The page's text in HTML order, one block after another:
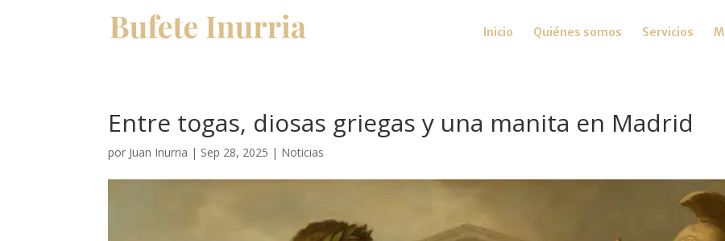
Inicio Quiénes somos Servicios
Entre togas, diosas griegas y una manita en Madrid
por Juan Inurria | Sep 28, 2025 | Noticias